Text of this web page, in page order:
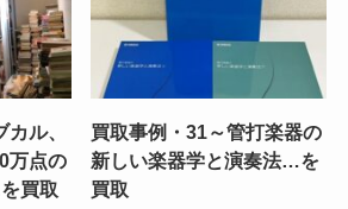
ル、
万点の
買取
買取事例・31～管打楽器の
新しい楽器学と演奏法…を
買取